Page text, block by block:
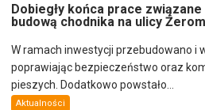
Dobiegły końca prace
budową chodnika na ulicy
W ramach inwestycji przebudowano i
poprawiając bezpieczeństwo oraz
pieszych. Dodatkowo powstało...
Aktualności